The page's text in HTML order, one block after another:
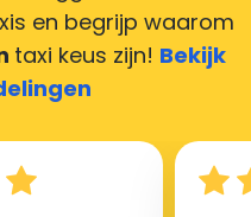
te laten en wij
deze krijgt.
taxi transfer?
en begrijp waarom
taxi keus zijn! Bekijk